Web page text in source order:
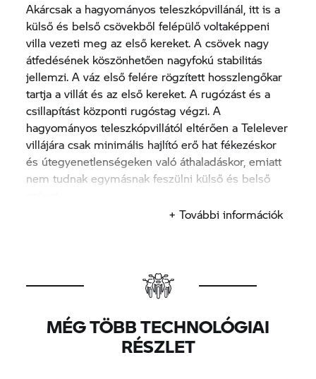
Akárcsak a hagyományos teleszkópvillánál, itt is a
külső és belső csövekből felépülő voltaképpeni
villa vezeti meg az első kereket. A csövek nagy
átfedésének köszönhetően nagyfokú stabilitás
jellemzi. A váz első felére rögzített hosszlengőkar
tartja a villát és az első kereket. A rugózást és a
csillapítást központi rugóstag végzi. A
hagyományos teleszkópvillától eltérően a Telelever
villájára csak minimális hajlító erő hat fékezéskor
és útegyenetlenségeken való áthaladáskor, emiatt
nem tudnak egymásnak feszülni külső és belső
További előnye a Telelever konstrukciónak, hogy a
tömegnek és a gyors reakciónak köszönhetően
talajhullámos útszakaszon is mindig megbízhatóan
az útra tapad a kerék.
A Teleleverrel csak kis mértékben húzódik össze a
villa és süllyed le a motorkerékpár eleje
+ További információk
MÉG TÖBB TECHNOLÓGIAI
RÉSZLET